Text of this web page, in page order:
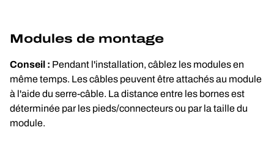
Modules de montage
Conseil : Pendant l'installation, câblez les modules en
même temps. Les câbles peuvent être attachés au module
à l'aide du serre-câble. La distance entre les bornes est
déterminée par les pieds/connecteurs ou par la taille du
module.